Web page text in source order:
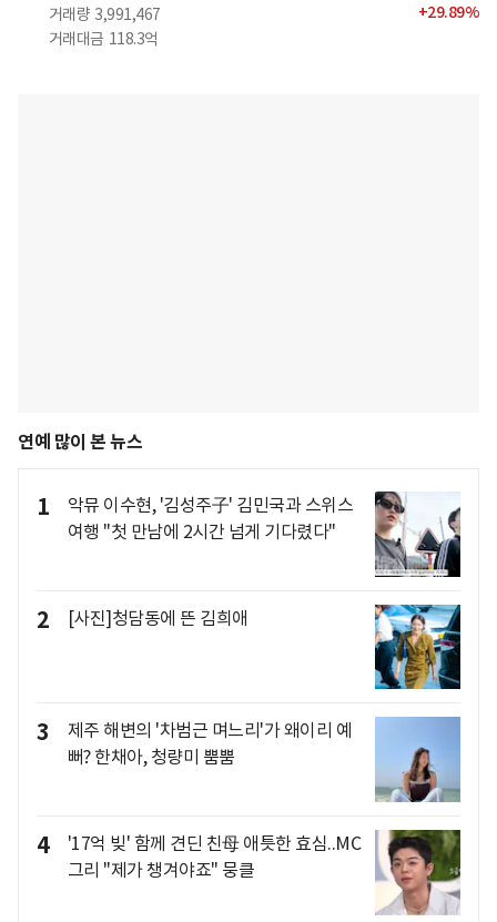
거래량 3,991,467
거래대금 118.3억
+29.89%
연예 많이 본 뉴스
1
악뮤 이수현, '김성주子' 김민국과 스위스
여행 "첫 만남에 2시간 넘게 기다렸다"
2 [사진]청담동에 뜬 김희애
3
제주 해변의 '차범근 며느리'가 왜이리 예
뻐? 한채아, 청량미 뿜뿜
4
'17억 빚' 함께 견딘 친母 애틋한 효심..MC
그리 "제가 챙겨야죠" 뭉클